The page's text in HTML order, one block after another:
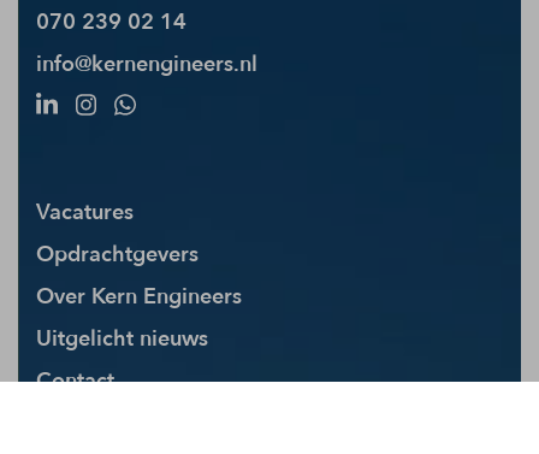
070 239 02 14
info@kernengineers.nl
Vacatures
Opdrachtgevers
Over Kern Engineers
Uitgelicht nieuws
Contact